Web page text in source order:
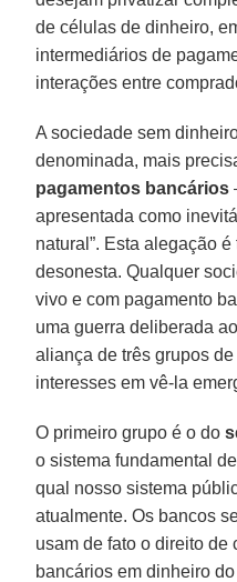
de células de dinheiro,
intermediários de
interações entre
A sociedade sem
denominada, mais
pagamentos bancários
apresentada como
natural”. Esta alegação
desonesta. Qualquer
vivo e com pagamento
uma guerra deliberada
aliança de três grupos
interesses em vê-la
O primeiro grupo é o do
o sistema fundamental
qual nosso sistema
atualmente. Os bancos
usam de fato o direito de
bancários em dinheiro